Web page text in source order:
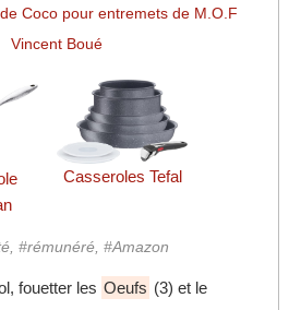
Casseroles Tefal
#rémunéré, #Amazon
fouetter les Oeufs (3) et le